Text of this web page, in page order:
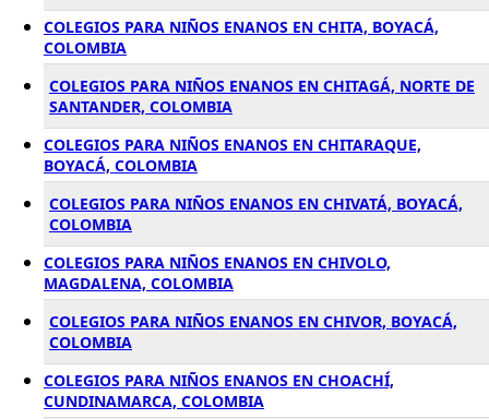
COLEGIOS PARA NIÑOS ENANOS EN CHITA, BOYACÁ,
COLOMBIA
COLEGIOS PARA NIÑOS ENANOS EN CHITAGÁ, NORTE DE
SANTANDER, COLOMBIA
COLEGIOS PARA NIÑOS ENANOS EN CHITARAQUE,
BOYACÁ, COLOMBIA
COLEGIOS PARA NIÑOS ENANOS EN CHIVATÁ, BOYACÁ,
COLOMBIA
COLEGIOS PARA NIÑOS ENANOS EN CHIVOLO,
MAGDALENA, COLOMBIA
COLEGIOS PARA NIÑOS ENANOS EN CHIVOR, BOYACÁ,
COLOMBIA
COLEGIOS PARA NIÑOS ENANOS EN CHOACHÍ,
CUNDINAMARCA, COLOMBIA